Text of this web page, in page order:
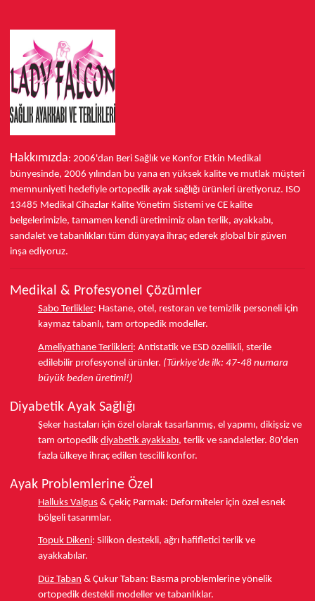
Hakkımızda: 2006'dan Beri Sağlık ve Konfor Etkin Medikal
bünyesinde, 2006 yılından bu yana en yüksek kalite ve mutlak müşteri
memnuniyeti hedefiyle ortopedik ayak sağlığı ürünleri üretiyoruz. ISO
13485 Medikal Cihazlar Kalite Yönetim Sistemi ve CE kalite
belgelerimizle, tamamen kendi üretimimiz olan terlik, ayakkabı,
sandalet ve tabanlıkları tüm dünyaya ihraç ederek global bir güven
inşa ediyoruz.
Medikal & Profesyonel Çözümler
Sabo Terlikler: Hastane, otel, restoran ve temizlik personeli için
kaymaz tabanlı, tam ortopedik modeller.
Ameliyathane Terlikleri: Antistatik ve ESD özellikli, sterile
edilebilir profesyonel ürünler. (Türkiye'de ilk: 47-48 numara
büyük beden üretimi!)
Diyabetik Ayak Sağlığı
Şeker hastaları için özel olarak tasarlanmış, el yapımı, dikişsiz ve
tam ortopedik diyabetik ayakkabı, terlik ve sandaletler. 80'den
fazla ülkeye ihraç edilen tescilli konfor.
Ayak Problemlerine Özel
Halluks Valgus & Çekiç Parmak: Deformiteler için özel esnek
bölgeli tasarımlar.
Topuk Dikeni: Silikon destekli, ağrı hafifletici terlik ve
ayakkabılar.
Düz Taban & Çukur Taban: Basma problemlerine yönelik
ortopedik destekli modeller ve tabanlıklar.